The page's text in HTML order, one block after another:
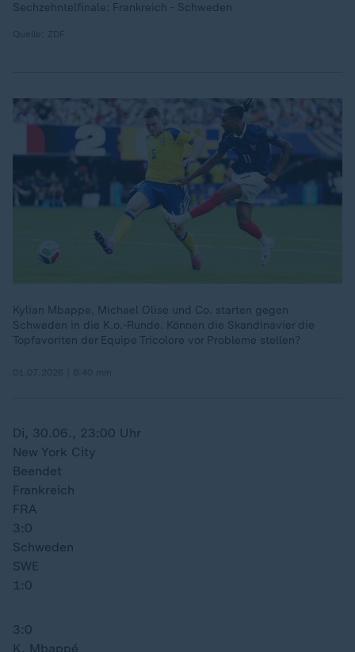
Sechzehntelfinale: Frankreich - Schweden
Kylian Mbappe, Michael Olise und Co. starten gegen
Schweden in die K.o.-Runde. Können die Skandinavier die
Topfavoriten der Equipe Tricolore vor Probleme stellen?
Di, 30.06., 23:00 Uhr
New York City
Beendet
Frankreich
FRA
3:0
Schweden
SWE
1:0
3:0
K. Mbappé